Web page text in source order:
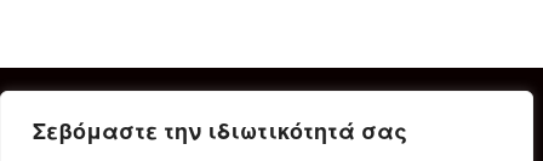
Σεβόμαστε την ιδιωτικότητά σας